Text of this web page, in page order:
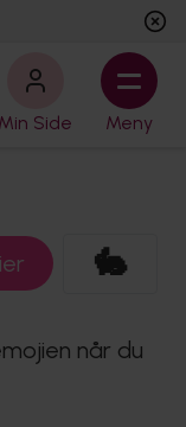
Min Side Meny
🐇
når du